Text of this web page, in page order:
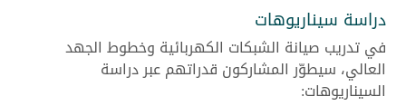
دراسة سيناريوهات
في تدريب صيانة الشبكات الكهربائية وخطوط الجهد
العالي، سيطوّر المشاركون قدراتهم عبر دراسة
السيناريوهات: